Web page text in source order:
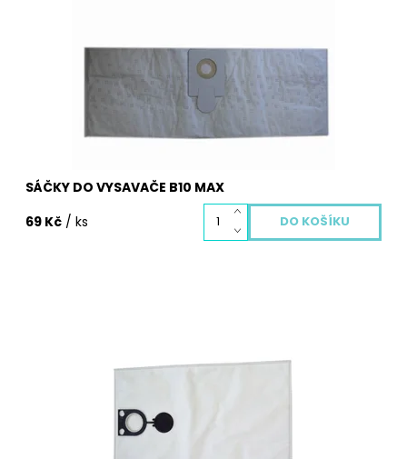
Dostupnost:
SÁČKY DO VYSAVAČE B10 MAX
69 Kč / ks
obsahuje 1 ks textilních sáčků B20B MAX pro Váš
Skladem
13017S